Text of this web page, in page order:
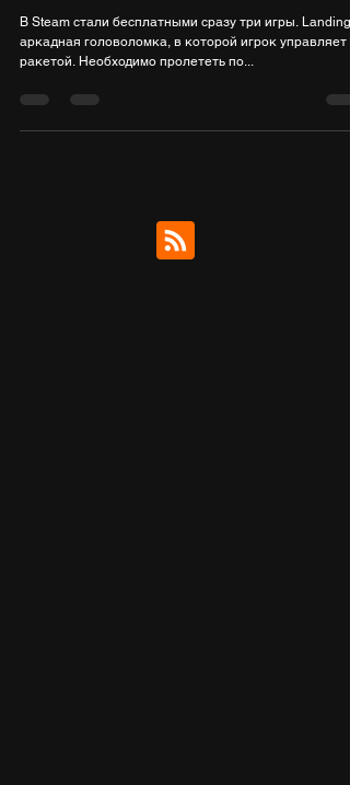
Три бесплатные игры в Steam
В Steam стали бесплатными сразу три игры. Landing —
ракетой. Необходимо пролететь по...